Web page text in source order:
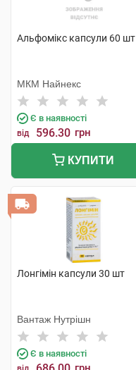
Альфомікс капсули 60 шт
МКМ Найнекс
Є в наявності
від 596.30 грн
КУПИТИ
Лонгімін капсули 30 шт
Вантаж Нутрішн
Є в наявності